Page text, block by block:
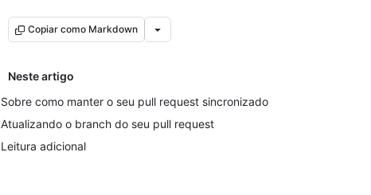
Copiar como Markdown
Neste artigo
Sobre como manter o seu pull request sincronizado
Atualizando o branch do seu pull request
Leitura adicional